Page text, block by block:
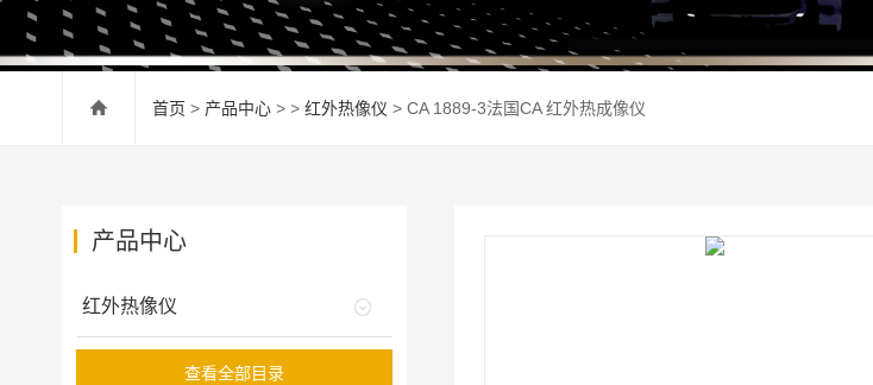
首页 > 产品中心 > > 红外热像仪 > CA 1889-3法国CA 红外热成像仪
产品中心
红外热像仪
查看全部目录